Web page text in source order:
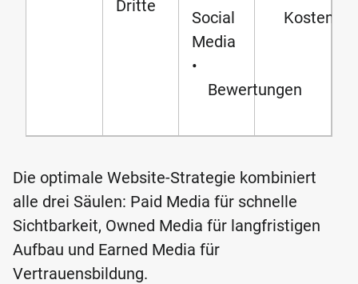
Dritte
Social
Media
•
Bewertungen
Kostenlos
Die optimale Website-Strategie kombiniert
alle drei Säulen: Paid Media für schnelle
Sichtbarkeit, Owned Media für langfristigen
Aufbau und Earned Media für
Vertrauensbildung.